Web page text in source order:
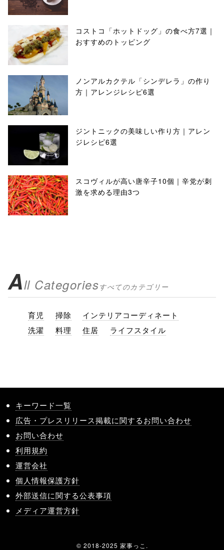
コストコ「ホットドッグ」の食べ方7選｜
おすすめのトッピング
ノンアルカクテル「シンデレラ」の作り
方｜アレンジレシピ6選
ジントニックの美味しい作り方｜アレン
ジレシピ6選
スコヴィルが高い唐辛子10個｜辛党が刺
激を求める理由3つ
All Categoriesすべてのカテゴリー
育児 掃除
インテリアコーディネート
洗濯
料理 住居 ライフスタイル
キーワード一覧
広告・プレスリリース掲載に関するお問い合わせ
お問い合わせ
利用規約
運営会社
個人情報保護方針
外部送信に関する公表事項
メディア運営方針
© 2018-2025 家事っこ.